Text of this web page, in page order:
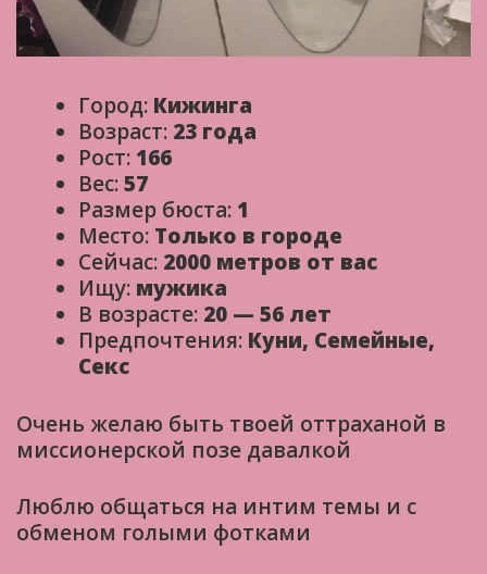
Город: Кижинга
Возраст: 23 года
Рост: 166
Вес:57
Размер бюста: 1
Место: Только в городе
Сейчас: 2000 метров от вас
Ищу: мужика
В возрасте: 20 — 56 лет
Предпочтения: Куни, Семейные,
Секс
Очень желаю быть твоей оттраханой в
миссионерской позе давалкой
Люблю общаться на интим темы и с
обменом голыми фотками